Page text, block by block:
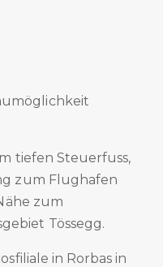
tiefen Steuerfuss,
zum Flughafen
zum
Tössegg.
in Rorbas in